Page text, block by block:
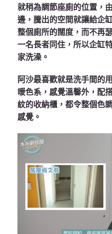
就稍為調節座廁的位置，
邊，騰出的空間就讓給企
整個廁所的闊度，而不再
一名長者同住，所以企缸
家洗澡。
阿沙最喜歡就是洗手間的
暖色系，感覺溫馨外，配
紋的收納櫃，都令整個色
感覺。